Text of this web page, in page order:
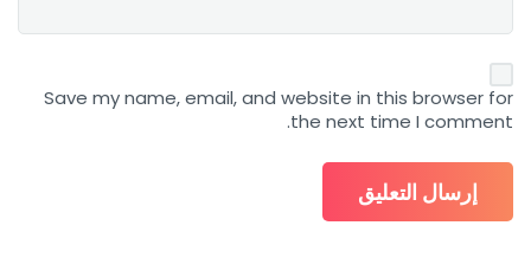
Save my name, email, and website in this browser for
the next time I comment.